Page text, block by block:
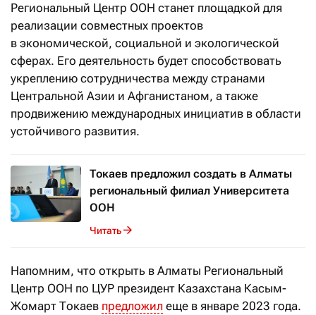
Региональный Центр ООН станет площадкой для
реализации совместных проектов
в экономической, социальной и экологической
сферах. Его деятельность будет способствовать
укреплению сотрудничества между странами
Центральной Азии и Афганистаном, а также
продвижению международных инициатив в области
устойчивого развития.
Токаев предложил создать в Алматы
региональный филиал Университета
ООН
Читать
Напомним, что открыть в Алматы Региональный
Центр ООН по ЦУР президент Казахстана Касым-
Жомарт Токаев предложил еще в январе 2023 года.